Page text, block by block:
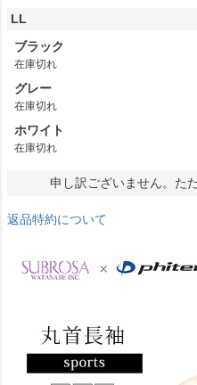
LL
ブラック
在庫切れ
グレー
在庫切れ
ホワイト
在庫切れ
申し訳ございません。た
返品特約について